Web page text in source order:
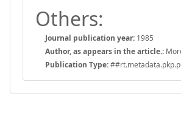
Others:
Journal publication year: 1985
Author, as appears in the article.:
Publication Type: